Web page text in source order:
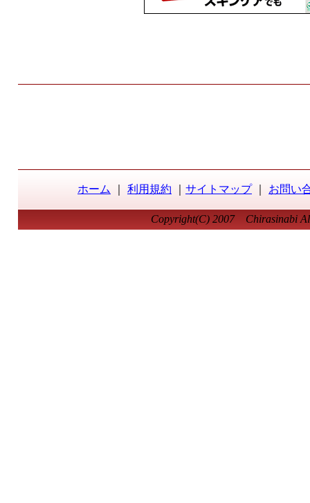
ホーム 利用規約 サイトマップ｜ お問い
Copyright(C) 2007 Chirasinabi All